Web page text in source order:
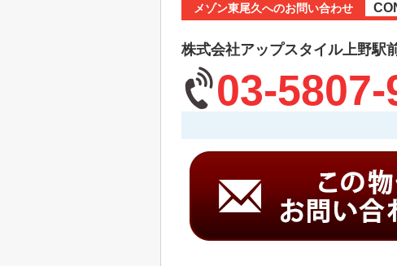
メゾン東尾久へのお問い合わせ
株式会社アップスタイル上野駅
03-5807-